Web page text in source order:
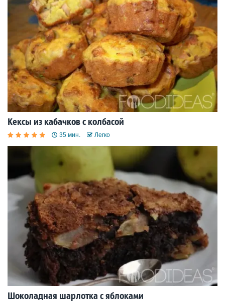
Кексы из кабачков с колбасой
35 мин. Легко
Шоколадная шарлотка с яблоками